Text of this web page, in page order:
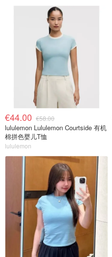
€44.00 €58.00
lululemon Lululemon Courtside 有机
棉拼色婴儿T恤
lululemon